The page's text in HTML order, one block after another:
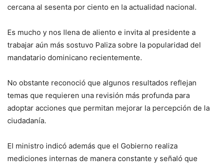
cercana al sesenta por ciento en la actualidad nacional.
Es mucho y nos llena de aliento e invita al presidente a
trabajar aún más sostuvo Paliza sobre la popularidad del
mandatario dominicano recientemente.
No obstante reconoció que algunos resultados reflejan
temas que requieren una revisión más profunda para
adoptar acciones que permitan mejorar la percepción de la
ciudadanía.
El ministro indicó además que el Gobierno realiza
mediciones internas de manera constante y señaló que